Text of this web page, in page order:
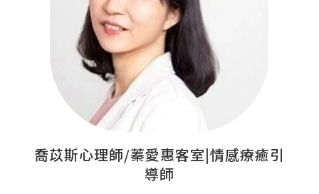
喬苡斯心理師/蓁愛惠客室|情感療癒引
導師